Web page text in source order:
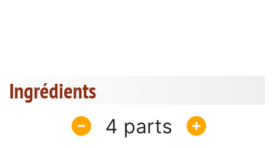
Ingrédients
4